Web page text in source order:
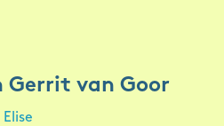
Gerrit van Goor